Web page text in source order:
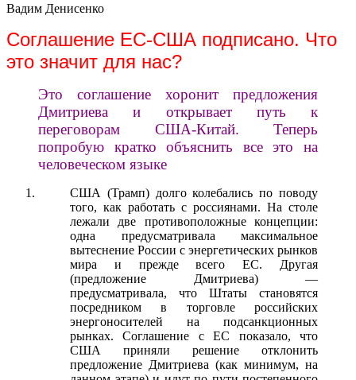
Вадим Денисенко
Соглашение ЕС-США подписано. Что
это значит для нас?
Это соглашение хоронит предложения
Дмитриева и открывает путь к
переговорам США-Китай. Теперь
попробую кратко объяснить все это на
человеческом языке
США (Трамп) долго колебались по поводу
того, как работать с россиянами. На столе
лежали две противоположные концепции:
одна предусматривала максимальное
вытеснение России с энергетических рынков
мира и прежде всего ЕС. Другая
(предложение Дмитриева) —
предусматривала, что Штаты становятся
посредником в торговле российских
энергоносителей на подсанкционных
рынках. Соглашение с ЕС показало, что
США приняли решение отклонить
предложение Дмитриева (как минимум, на